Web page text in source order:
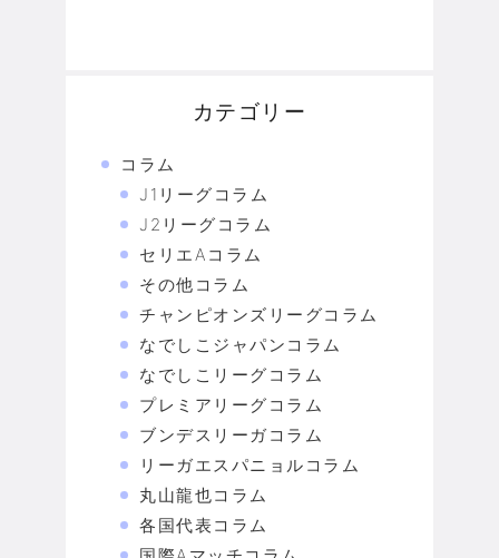
カテゴリー
コラム
J1リーグコラム
J2リーグコラム
セリエAコラム
その他コラム
チャンピオンズリーグコラム
なでしこジャパンコラム
なでしこリーグコラム
プレミアリーグコラム
ブンデスリーガコラム
リーガエスパニョルコラム
丸山龍也コラム
各国代表コラム